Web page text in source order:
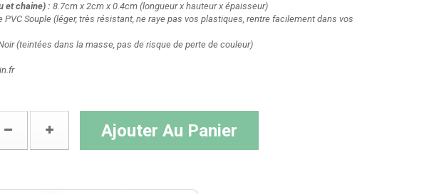
et chaine) : 8.7cm x 2cm x 0.4cm (longueur x hauteur x épaisseur)
PVC Souple(léger, très résistant, ne raye pas vos plastiques, rentre facilement dans vos
(teintées dans la masse, pas de risque de perte de couleur)
Ajouter Au Panier